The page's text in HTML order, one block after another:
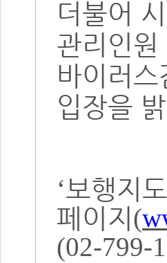
더불어
관리인원
바이러
입장을
‘보행지
페이지 (
(02-799-